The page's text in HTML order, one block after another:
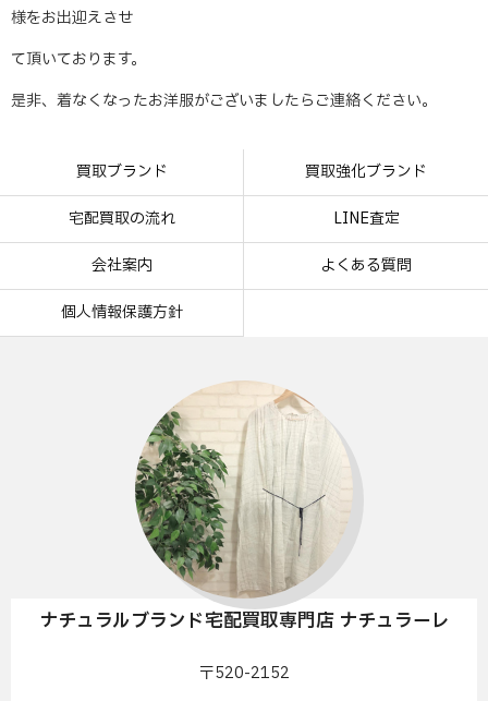
様をお出迎えさせ
て頂いております。
是非、着なくなったお洋服がございましたらご連絡ください。
買取ブランド 買取強化ブランド
宅配買取の流れ LINE査定
会社案内 よくある質問
個人情報保護方針
ナチュラルブランド宅配買取専門店 ナチュラーレ
〒520-2152